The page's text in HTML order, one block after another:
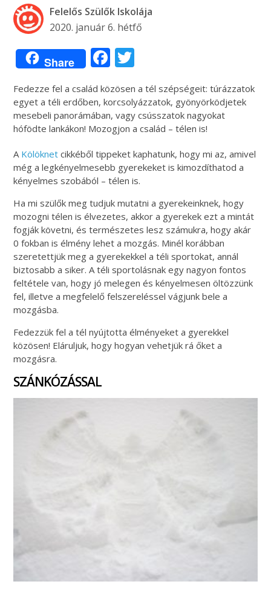
Felelős Szülők Iskolája
2020. január 6. hétfő
Share Facebook
Fedezze fel a család közösen a tél szépségeit: túrázzatok
egyet a téli erdőben, korcsolyázzatok, gyönyörködjetek
mesebeli panorámában, vagy csússzatok nagyokat
hófödte lankákon! Mozogjon a család – télen is!
A Kölöknet cikkéből tippeket kaphatunk, hogy mi az, amivel
még a legkényelmesebb gyerekeket is kimozdíthatod a
kényelmes szobából – télen is.
Ha mi szülők meg tudjuk mutatni a gyerekeinknek, hogy
mozogni télen is élvezetes, akkor a gyerekek ezt a mintát
fogják követni, és természetes lesz számukra, hogy akár
0 fokban is élmény lehet a mozgás. Minél korábban
szeretettjük meg a gyerekekkel a téli sportokat, annál
biztosabb a siker. A téli sportolásnak egy nagyon fontos
feltétele van, hogy jó melegen és kényelmesen öltözzünk
fel, illetve a megfelelő felszereléssel vágjunk bele a
mozgásba.
Fedezzük fel a tél nyújtotta élményeket a gyerekkel
közösen! Eláruljuk, hogy hogyan vehetjük rá őket a
mozgásra.
SZÁNKÓZÁSSAL